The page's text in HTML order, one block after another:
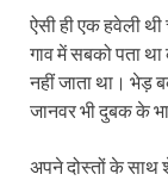
ऐसी ही एक हवेली
गाव में सबको पता
नहीं जाता था। भेड़
जानवर भी दुबक के
अपने दोस्तों के साथ